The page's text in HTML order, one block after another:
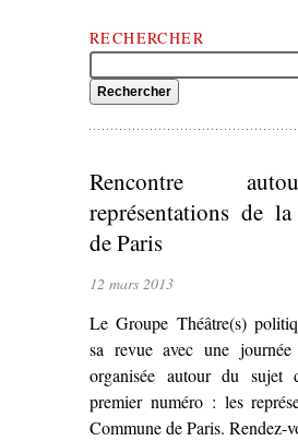
RECHERCHER
Rencontre
représentations de
de Paris
12 mars 2013
Le Groupe Théâtre(s)
sa revue avec une journée
organisée autour du sujet
premier numéro : les
Commune de Paris. Rendez-